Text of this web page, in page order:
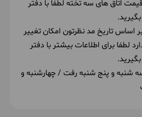
قیمت اتاق های سه تخته لطفا با دفتر
اساس تاریخ مد نظرتون امکان تغییر
لطفا برای اطلاعات بیشتر با دفتر
سه شنبه و پنج شنبه رفت / چهارشنبه و